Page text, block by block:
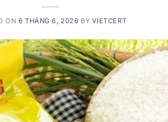
ON 6 THÁNG 6, 2026 BY VIETCERT